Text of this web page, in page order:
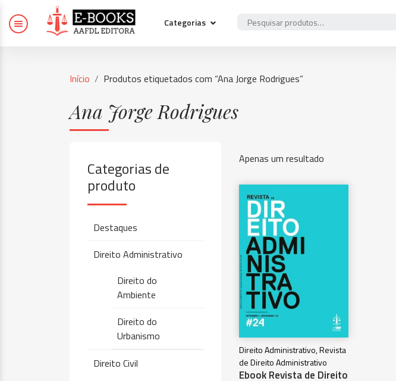
Categorias
Início Produtos etiquetados com “Ana Jorge Rodrigues”
Ana Jorge Rodrigues
Categorias de
produto
Destaques
Direito Administrativo
Direito do
Ambiente
Direito do
Urbanismo
Direito Civil
Apenas um resultado
Direito Administrativo, Revista
de Direito Administrativo
Ebook Revista de Direito